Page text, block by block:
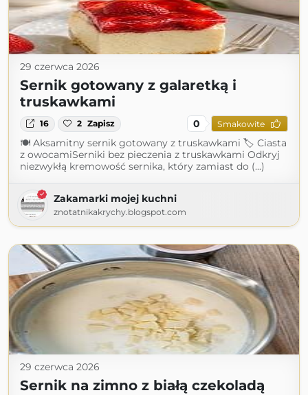
29 czerwca 2026
Sernik gotowany z galaretką i
truskawkami
16 2 Zapisz 0 Smakowite
🍽 Aksamitny sernik gotowany z truskawkami 🏷 Ciasta
z owocamiSerniki bez pieczenia z truskawkami Odkryj
niezwykłą kremowość sernika, który zamiast do (...)
Zakamarki mojej kuchni
znotatnikakrychy.blogspot.com
29 czerwca 2026
Sernik na zimno z białą czekoladą